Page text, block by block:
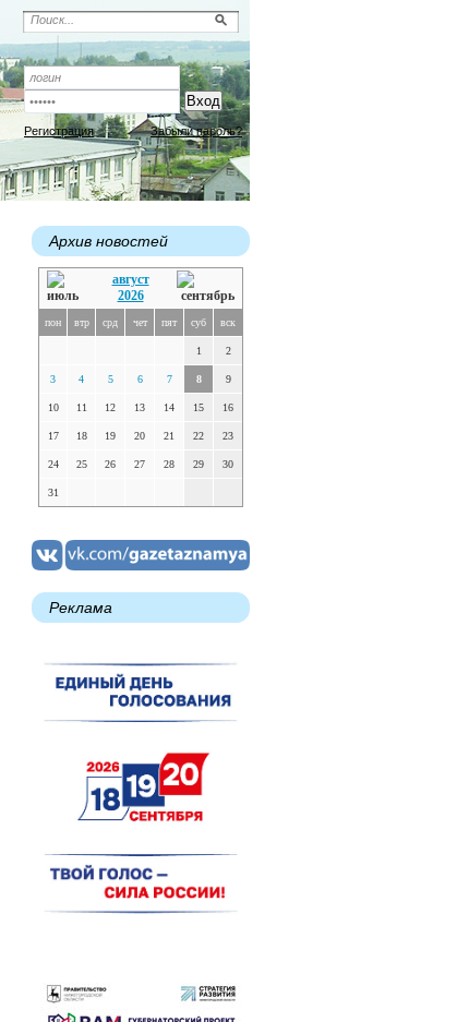
Регистрация Забыли пароль?
Архив новостей
август
2026
пон втр срд чет пят суб вск
1 2
3 4 5 6 7 8 9
10 11 12 13 14 15 16
17 18 19 20 21 22 23
24 25 26 27 28 29 30
31
Реклама